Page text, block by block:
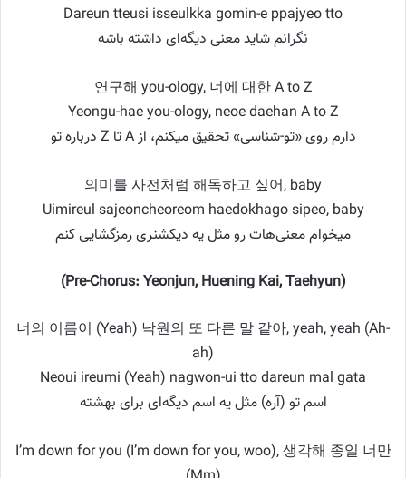
Dareun tteusi isseulkka gomin-e ppajyeo tto
نگرانم شاید معنی دیگه‌ای داشته باشه
연구해 you-ology, 너에 대한 A to Z
Yeongu-hae you-ology, neoe daehan A to Z
دارم روی «تو-شناسی» تحقیق میکنم، از A تا Z درباره تو
의미를 사전처럼 해독하고 싶어, baby
Uimireul sajeoncheoreom haedokhago sipeo, baby
میخوام معنی‌هات رو مثل یه دیکشنری رمزگشایی کنم
(Pre-Chorus: Yeonjun, Huening Kai, Taehyun)
너의 이름이 (Yeah) 낙원의 또 다른 말 같아, yeah, yeah (Ah-
ah)
Neoui ireumi (Yeah) nagwon-ui tto dareun mal gata
اسم تو (آره) مثل یه اسم دیگه‌ای برای بهشته
I’m down for you (I’m down for you, woo), 생각해 종일 너만